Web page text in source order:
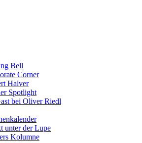
Bell
Corner
Halver
Spotlight
bei Oliver Riedl
unter der Lupe
Kolumne